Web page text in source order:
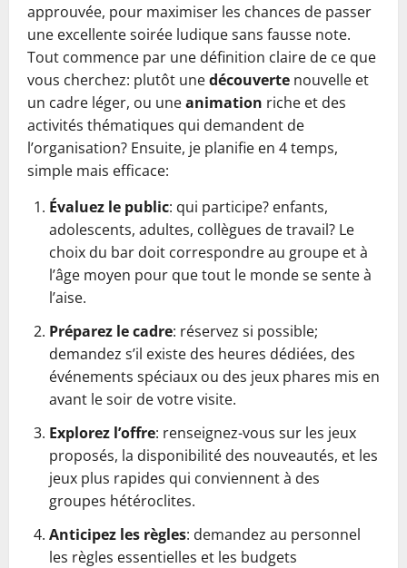
approuvée, pour maximiser les chances de passer
une excellente soirée ludique sans fausse note.
Tout commence par une définition claire de ce que
vous cherchez: plutôt unedécouverte nouvelle et
un cadre léger, ou uneanimation riche et des
activités thématiques qui demandent de
l’organisation? Ensuite, je planifie en 4 temps,
simple mais efficace:
Évaluez le public: qui participe? enfants,
adolescents, adultes, collègues de travail? Le
choix du bar doit correspondre au groupe et à
l’âge moyen pour que tout le monde se sente à
l’aise.
Préparez le cadre: réservez si possible;
demandez s’il existe des heures dédiées, des
événements spéciaux ou des jeux phares mis en
avant le soir de votre visite.
Explorez l’offre: renseignez-vous sur les jeux
proposés, la disponibilité des nouveautés, et les
jeux plus rapides qui conviennent à des
groupes hétéroclites.
Anticipez les règles: demandez au personnel
les règles essentielles et les budgets